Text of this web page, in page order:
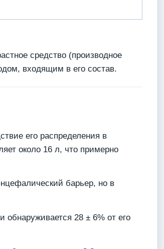
средство (производное
входящим в его состав.
его распределения в
около 16 л, что примерно
барьер, но в
28 ± 6% от его